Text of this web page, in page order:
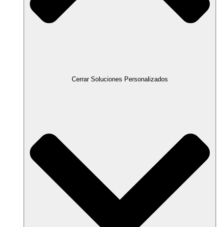
Cerrar Soluciones Personalizados